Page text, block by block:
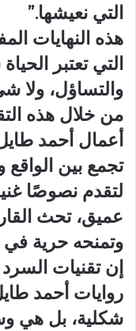
التي نعيشها.”
هذه النهايات
التي تعتبر
والتساؤل، ولا
من خلال هذه
أعمال أحمد
تجمع بين الواقع
لتقدم نصوصًا
عميق، تحث
وتمنحه حرية في
إن تقنيات
روايات أحمد
شكلية، بل هي